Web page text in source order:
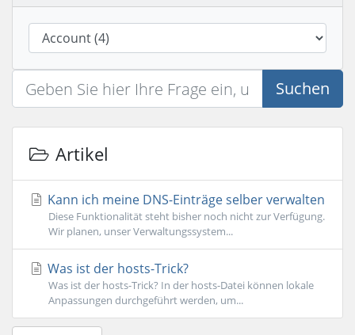
Suchen
Artikel
Kann ich meine DNS-Einträge selber verwalten
Diese Funktionalität steht bisher noch nicht zur Verfügung.
Wir planen, unser Verwaltungssystem...
Was ist der hosts-Trick?
Was ist der hosts-Trick? In der hosts-Datei können lokale
Anpassungen durchgeführt werden, um...